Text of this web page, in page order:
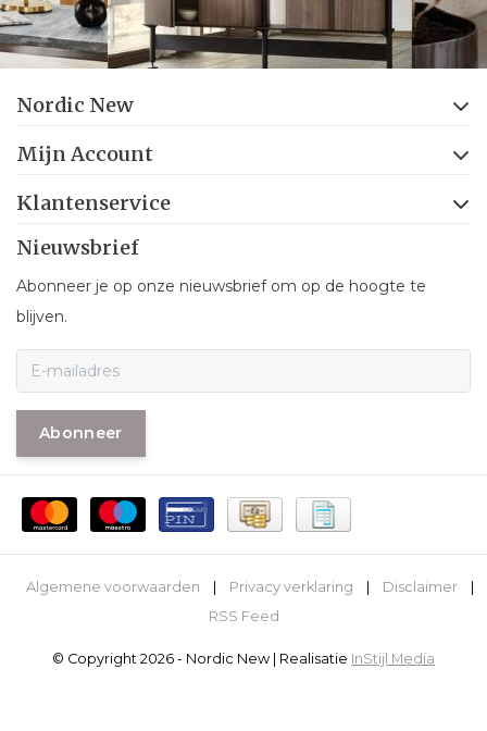
Nordic New
Mijn Account
Klantenservice
Nieuwsbrief
Abonneer je op onze nieuwsbrief om op de hoogte te
blijven.
Abonneer
Algemene voorwaarden Privacy verklaring Disclaimer
RSS Feed
© Copyright 2026 - Nordic New | Realisatie InStijl Media